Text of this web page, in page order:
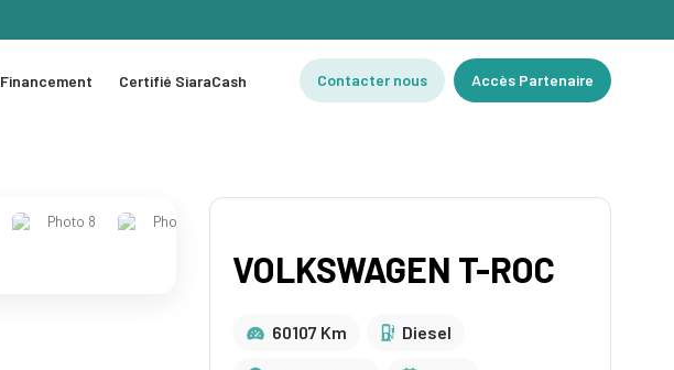
Financement Certifié SiaraCash Contacter nous Accès Partenaire
VOLKSWAGEN T-ROC
60107 Km Diesel